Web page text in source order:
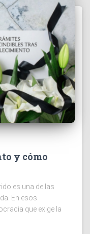
y cómo
es una de las
En esos
que exige la